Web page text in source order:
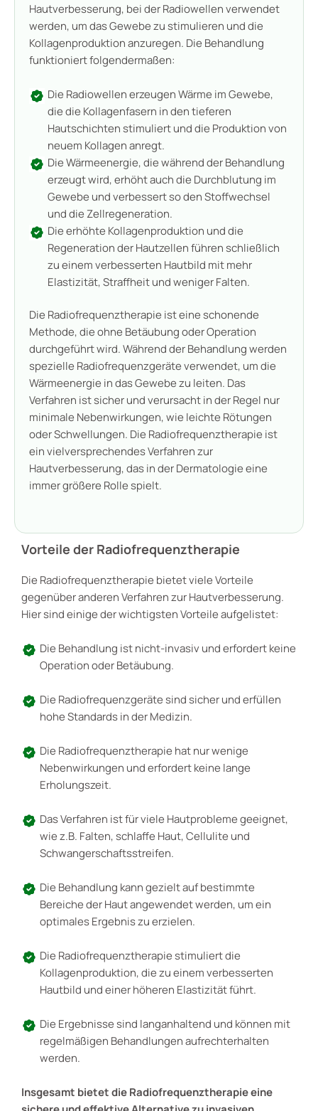
Hautverbesserung, bei der Radiowellen verwendet
werden, um das Gewebe zu stimulieren und die
Kollagenproduktion anzuregen. Die Behandlung
funktioniert folgendermaßen:
Die Radiowellen erzeugen Wärme im Gewebe,
die die Kollagenfasern in den tieferen
Hautschichten stimuliert und die Produktion von
neuem Kollagen anregt.
Die Wärmeenergie, die während der Behandlung
erzeugt wird, erhöht auch die Durchblutung im
Gewebe und verbessert so den Stoffwechsel
und die Zellregeneration.
Die erhöhte Kollagenproduktion und die
Regeneration der Hautzellen führen schließlich
zu einem verbesserten Hautbild mit mehr
Elastizität, Straffheit und weniger Falten.
Die Radiofrequenztherapie ist eine schonende
Methode, die ohne Betäubung oder Operation
durchgeführt wird. Während der Behandlung werden
spezielle Radiofrequenzgeräte verwendet, um die
Wärmeenergie in das Gewebe zu leiten. Das
Verfahren ist sicher und verursacht in der Regel nur
minimale Nebenwirkungen, wie leichte Rötungen
oder Schwellungen. Die Radiofrequenztherapie ist
ein vielversprechendes Verfahren zur
Hautverbesserung, das in der Dermatologie eine
immer größere Rolle spielt.
Vorteile der Radiofrequenztherapie
Die Radiofrequenztherapie bietet viele Vorteile
gegenüber anderen Verfahren zur Hautverbesserung.
Hier sind einige der wichtigsten Vorteile aufgelistet:
Die Behandlung ist nicht-invasiv und erfordert keine
Operation oder Betäubung.
Die Radiofrequenzgeräte sind sicher und erfüllen
hohe Standards in der Medizin.
Die Radiofrequenztherapie hat nur wenige
Nebenwirkungen und erfordert keine lange
Erholungszeit.
Das Verfahren ist für viele Hautprobleme geeignet,
wie z.B. Falten, schlaffe Haut, Cellulite und
Schwangerschaftsstreifen.
Die Behandlung kann gezielt auf bestimmte
Bereiche der Haut angewendet werden, um ein
optimales Ergebnis zu erzielen.
Die Radiofrequenztherapie stimuliert die
Kollagenproduktion, die zu einem verbesserten
Hautbild und einer höheren Elastizität führt.
Die Ergebnisse sind langanhaltend und können mit
regelmäßigen Behandlungen aufrechterhalten
werden.
Insgesamt bietet die Radiofrequenztherapie eine